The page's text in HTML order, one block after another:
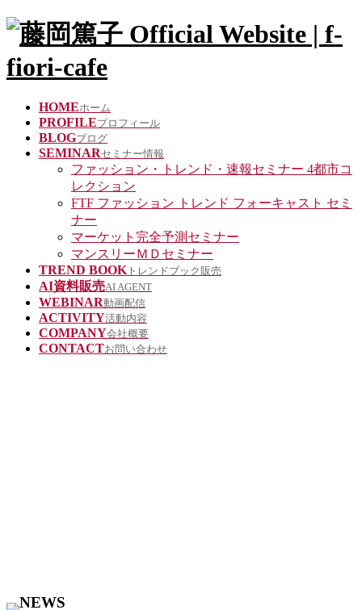
HOMEホーム
PROFILEプロフィール
BLOGブログ
SEMINARセミナー情報
ファッション・トレンド・速報セミナー 4都市コ
レクション
FTF ファッション トレンド フォーキャスト セミ
ナー
マーケット完全予測セミナー
マンスリーＭＤセミナー
TREND BOOK トレンドブック販売
AI資料販売AI AGENT
WEBINAR動画配信
ACTIVITY活動内容
COMPANY会社概要
CONTACTお問い合わせ